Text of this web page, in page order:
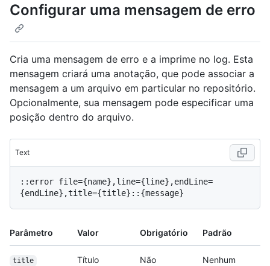
Configurar uma mensagem de erro
Cria uma mensagem de erro e a imprime no log. Esta
mensagem criará uma anotação, que pode associar a
mensagem a um arquivo em particular no repositório.
Opcionalmente, sua mensagem pode especificar uma
posição dentro do arquivo.
Text
::error file={name},line={line},endLine=
Parâmetro Valor Obrigatório Padrão
title
Título
Não Nenhum